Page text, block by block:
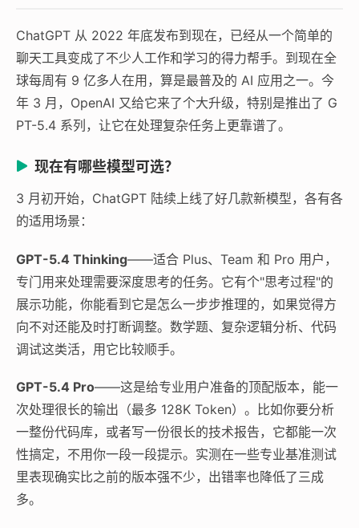
ChatGPT 从 2022 年底发布到现在，已经从一个简单的
聊天工具变成了不少人工作和学习的得力帮手。到现在全
球每周有 9 亿多人在用，算是最普及的 AI 应用之一。今
年 3 月，OpenAI 又给它来了个大升级，特别是推出了 G
PT-5.4 系列，让它在处理复杂任务上更靠谱了。
现在有哪些模型可选？
3 月初开始，ChatGPT 陆续上线了好几款新模型，各有各
的适用场景：
GPT-5.4 Thinking——适合 Plus、Team 和 Pro 用户，
专门用来处理需要深度思考的任务。它有个"思考过程"的
展示功能，你能看到它是怎么一步步推理的，如果觉得方
向不对还能及时打断调整。数学题、复杂逻辑分析、代码
调试这类活，用它比较顺手。
GPT-5.4 Pro——这是给专业用户准备的顶配版本，能一
次处理很长的输出（最多 128K Token）。比如你要分析
一整份代码库，或者写一份很长的技术报告，它都能一次
性搞定，不用你一段一段提示。实测在一些专业基准测试
里表现确实比之前的版本强不少，出错率也降低了三成
多。